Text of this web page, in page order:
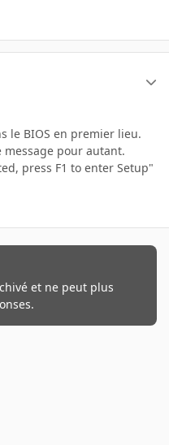
le BIOS en premier lieu.
message pour autant.
press F1 to enter Setup"
et ne peut plus